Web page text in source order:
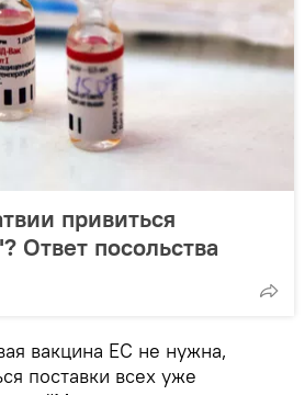
привиться
Ответ посольства
вакцина ЕС не нужна,
поставки всех уже